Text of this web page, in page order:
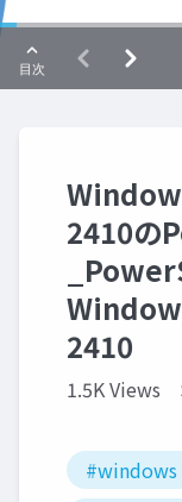
2410の
2410
1.5K Views